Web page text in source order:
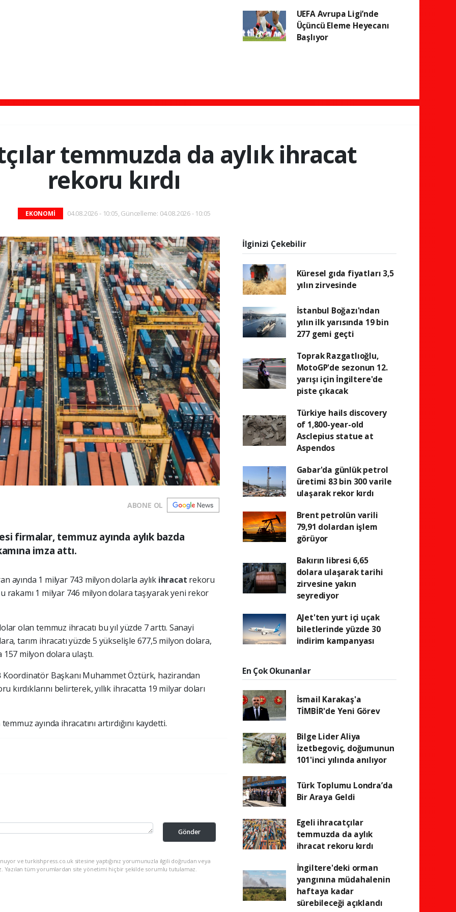
UEFA Avrupa Ligi’nde
Üçüncü Eleme Heyecanı
Başlıyor
temmuzda da aylık ihracat
rekoru kırdı
EKONOMİ 04.08.2026 - 10:05, Güncelleme: 04.08.2026 - 10:05
ABONE OL
firmalar, temmuz ayında aylık bazda
imza attı.
ayında 1 milyar 743 milyon dolarla aylık ihracat rekoru
rakamı 1 milyar 746 milyon dolara taşıyarak yeni rekor
olan temmuz ihracatı bu yıl yüzde 7 arttı. Sanayi
tarım ihracatı yüzde 5 yükselişle 677,5 milyon dolara,
milyon dolara ulaştı.
Koordinatör Başkanı Muhammet Öztürk, hazirandan
kırdıklarını belirterek, yıllık ihracatta 19 milyar doları
ayında ihracatını artırdığını kaydetti.
Gönder
ve turkishpress.co.uk sitesine yaptığınız yorumunuzla ilgili doğrudan veya
Yazılan tüm yorumlardan site yönetimi hiçbir şekilde sorumlu tutulamaz.
İlginizi Çekebilir
Küresel gıda fiyatları 3,5
yılın zirvesinde
İstanbul Boğazı'ndan
yılın ilk yarısında 19 bin
277 gemi geçti
Toprak Razgatlıoğlu,
MotoGP'de sezonun 12.
yarışı için İngiltere'de
piste çıkacak
Türkiye hails discovery
of 1,800-year-old
Asclepius statue at
Aspendos
Gabar'da günlük petrol
üretimi 83 bin 300 varile
ulaşarak rekor kırdı
Brent petrolün varili
79,91 dolardan işlem
görüyor
Bakırın libresi 6,65
dolara ulaşarak tarihi
zirvesine yakın
seyrediyor
AJet'ten yurt içi uçak
biletlerinde yüzde 30
indirim kampanyası
En Çok Okunanlar
İsmail Karakaş'a
TİMBİR'de Yeni Görev
Bilge Lider Aliya
İzetbegoviç, doğumunun
101'inci yılında anılıyor
Türk Toplumu Londra’da
Bir Araya Geldi
Egeli ihracatçılar
temmuzda da aylık
ihracat rekoru kırdı
İngiltere'deki orman
yangınına müdahalenin
haftaya kadar
sürebileceği açıklandı